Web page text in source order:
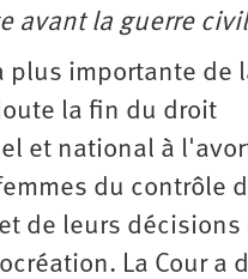
avant la guerre
plus importante de
la fin du droit
et national à
du contrôle
de leurs décisions
La Cour a